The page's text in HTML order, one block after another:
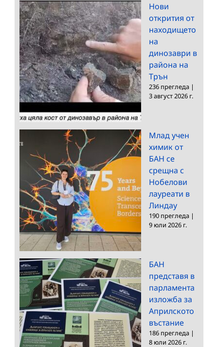
Нови
открития от
находището
на
динозаври в
района на
Трън
236 прегледа |
3 август 2026 г.
Млад учен
химик от
БАН се
срещна с
Нобелови
лауреати в
Линдау
190 прегледа |
9 юли 2026 г.
БАН
представя в
парламента
изложба за
Априлското
въстание
186 прегледа |
8 юли 2026 г.